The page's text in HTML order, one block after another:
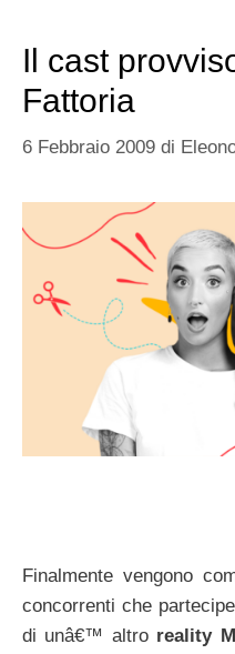
Il cast
Fattoria
6 Febbraio 2009 di
Finalmente vengono
concorrenti che
di unâ€™ altro reality